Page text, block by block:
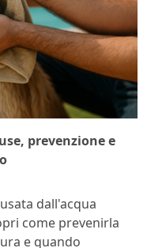
prevenzione e
dall'acqua
come prevenirla
e quando